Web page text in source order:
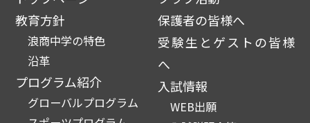
教育方針
浪商中学の特色
沿革
プログラム紹介
グローバルプログラム
保護者の皆様へ
受験生とゲストの皆様
へ
入試情報
WEB出願